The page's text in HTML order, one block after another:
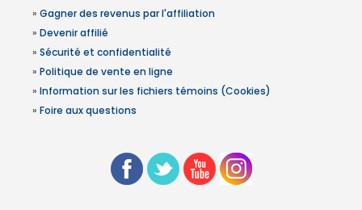
» Gagner des revenus par l'affiliation
» Devenir affilié
» Sécurité et confidentialité
» Politique de vente en ligne
» Information sur les fichiers témoins (Cookies)
» Foire aux questions